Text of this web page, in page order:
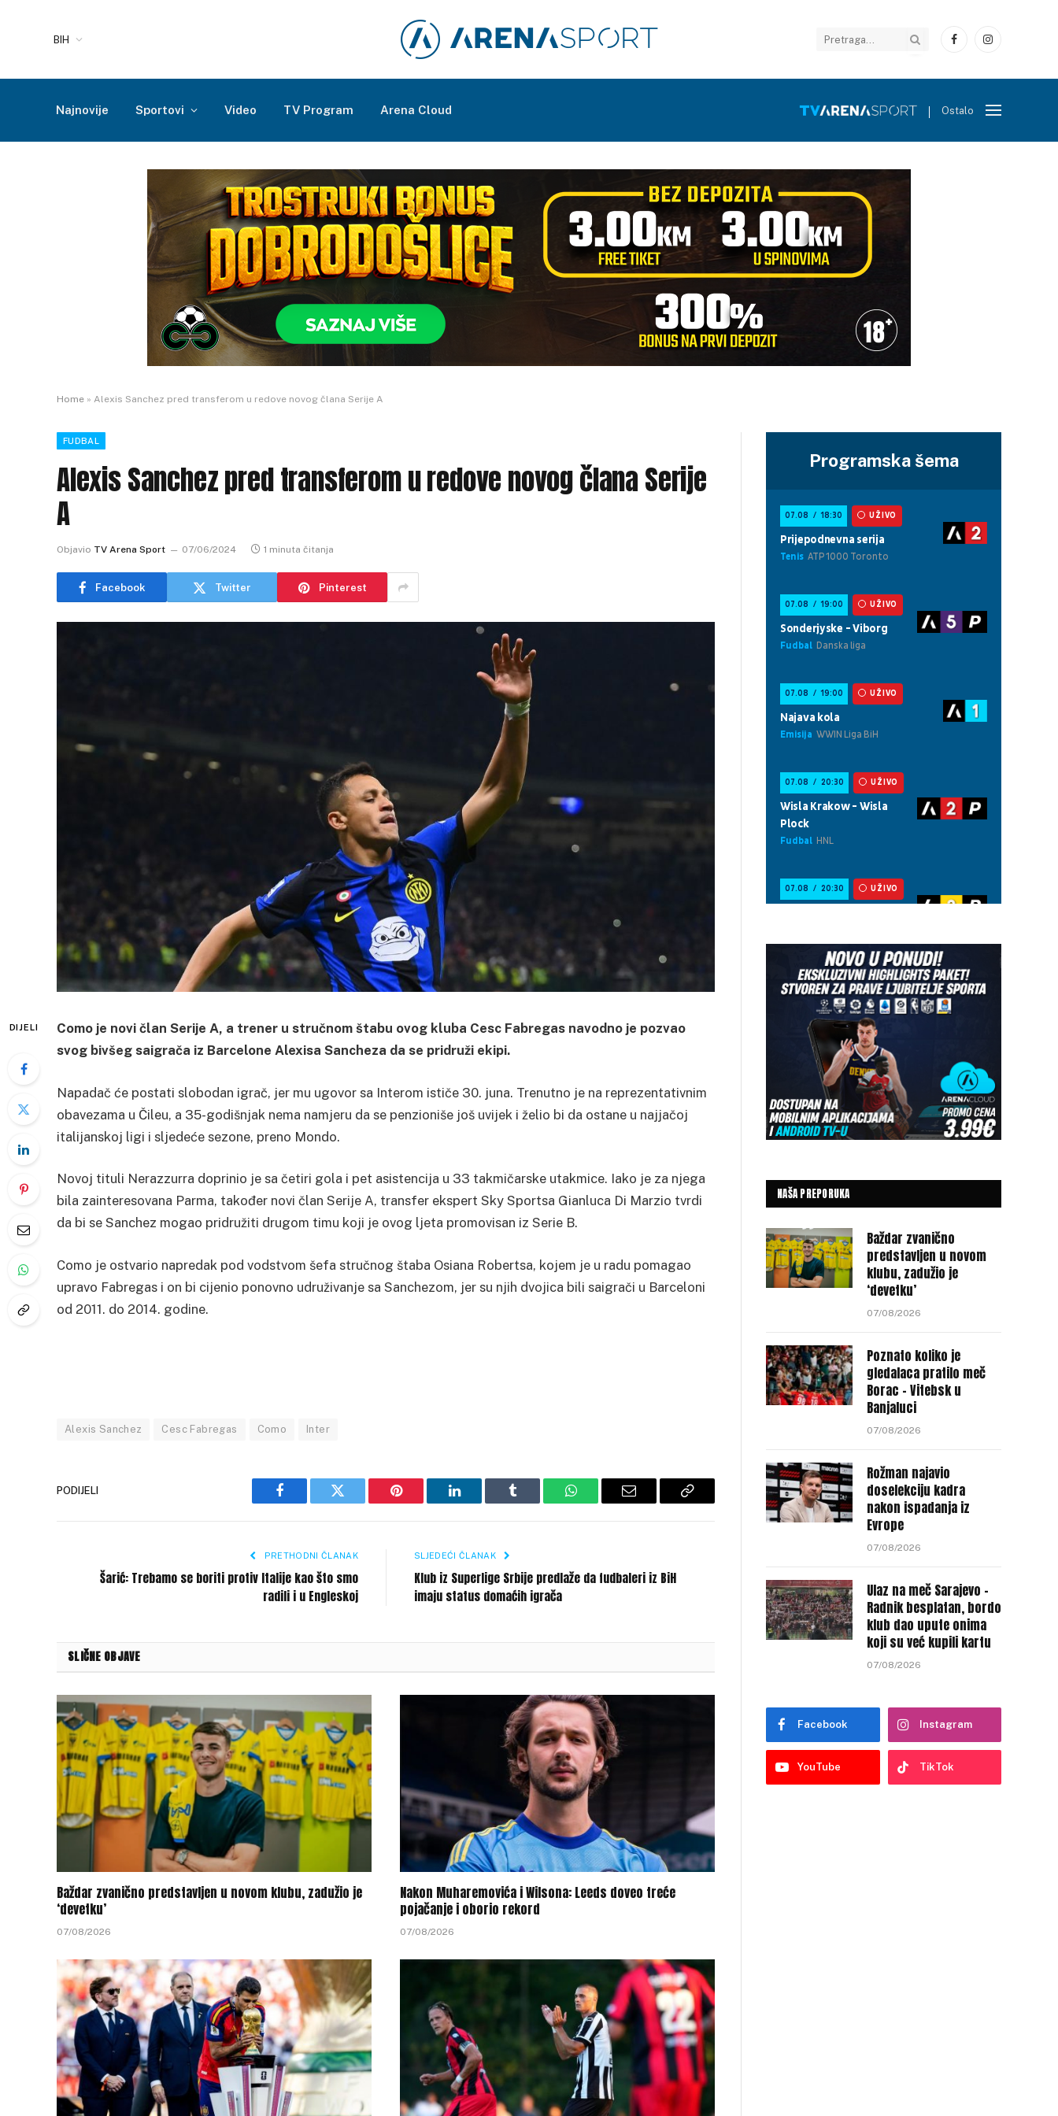
BIH
FacebookInstagram
Najnovije Sportovi Video TV Program Arena Cloud Ostalo
Home » Alexis Sanchez pred transferom u redove novog člana Serije A
FUDBAL
Alexis Sanchez pred transferom u redove novog člana Serije
A
Objavio TV Arena Sport 07/06/2024 1 minuta čitanja
Facebook Twitter Pinterest
DIJELI
Como je novi član Serije A, a trener u stručnom štabu ovog kluba Cesc Fabregas navodno je pozvao
svog bivšeg saigrača iz Barcelone Alexisa Sancheza da se pridruži ekipi.
Napadač će postati slobodan igrač, jer mu ugovor sa Interom ističe 30. juna. Trenutno je na reprezentativnim
obavezama u Čileu, a 35-godišnjak nema namjeru da se penzioniše još uvijek i želio bi da ostane u najjačoj
italijanskoj ligi i sljedeće sezone, preno Mondo.
Novoj tituli Nerazzurra doprinio je sa četiri gola i pet asistencija u 33 takmičarske utakmice. Iako je za njega
bila zainteresovana Parma, također novi član Serije A, transfer ekspert Sky Sportsa Gianluca Di Marzio tvrdi
da bi se Sanchez mogao pridružiti drugom timu koji je ovog ljeta promovisan iz Serie B.
Como je ostvario napredak pod vodstvom šefa stručnog štaba Osiana Robertsa, kojem je u radu pomagao
upravo Fabregas i on bi cijenio ponovno udruživanje sa Sanchezom, jer su njih dvojica bili saigrači u Barceloni
od 2011. do 2014. godine.
Alexis Sanchez Cesc Fabregas Como Inter
PODIJELI
Facebook Twitter Pinterest LinkedIn Tumblr WhatsAppEmail
Copy
PRETHODNI ČLANAK
Šarić: Trebamo se boriti protiv Italije kao što smo
radili i u Engleskoj
SLJEDEĆI ČLANAK
Klub iz Superlige Srbije predlaže da fudbaleri iz BiH
imaju status domaćih igrača
SLIČNE OBJAVE
Baždar zvanično predstavljen u novom klubu, zadužio je
‘devetku’
07/08/2026
Nakon Muharemovića i Wilsona: Leeds doveo treće
pojačanje i oborio rekord
07/08/2026
Programska šema
NAŠA PREPORUKA
Baždar zvanično
predstavljen u novom
klubu, zadužio je
‘devetku’
07/08/2026
Poznato koliko je
gledalaca pratilo meč
Borac – Vitebsk u
Banjaluci
07/08/2026
Rožman najavio
doselekciju kadra
nakon ispadanja iz
Evrope
07/08/2026
Ulaz na meč Sarajevo –
Radnik besplatan, bordo
klub dao upute onima
koji su već kupili kartu
07/08/2026
Facebook Instagram
YouTube TikTok